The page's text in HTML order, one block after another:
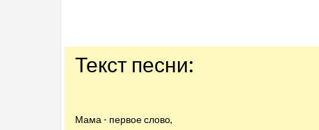
Текст песни:
Мама - первое слово,